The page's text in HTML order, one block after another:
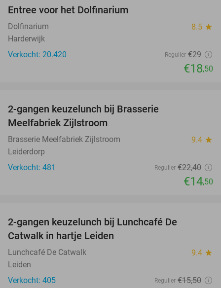
Entree voor het Dolfinarium
Dolfinarium 8.5 star
Harderwijk
Verkocht: 20.420
Regulier €29
€18,50
2-gangen keuzelunch bij Brasserie
Meelfabriek Zijlstroom
Brasserie Meelfabriek Zijlstroom 9.4 star
Leiderdorp
Verkocht: 481
Regulier €22,40
€14,50
2-gangen keuzelunch bij Lunchcafé De
Catwalk in hartje Leiden
Lunchcafé De Catwalk 9.4 star
Leiden
Verkocht: 405
Regulier €15,50